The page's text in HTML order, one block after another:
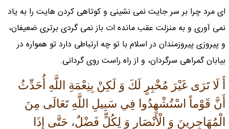
اى مرد چرا بر سر جايت نمى نشينى و كوتاهى كردن هايت را به ياد
نمى آورى و به منزلت عقب مانده ات باز نمى گردى برترى ضعيفان،
و پيروزى پيروزمندان در اسلام با تو چه ارتباطى دارد تو همواره در
بيابان گمراهى سرگردان، و از راه راست روى گردانى.
أَ لَا تَرَى غَيْرَ مُخْبِرٍ لَكَ وَ لَكِنْ بِنِعْمَةِ اللَّهِ أُحَدِّثُ
أَنَّ قَوْماً اسْتُشْهِدُوا فِي سَبِيلِ اللَّهِ تَعَالَى مِنَ
الْمُهَاجِرِينَ وَ الْأَنْصَارِ وَ لِكُلٍّ فَضْلٌ، حَتَّى إِذَا